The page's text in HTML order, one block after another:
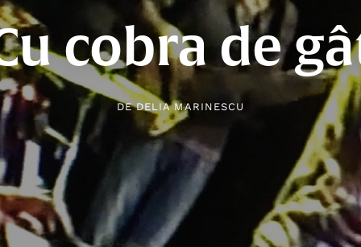
cobra de
DEDELIA MARINESCU